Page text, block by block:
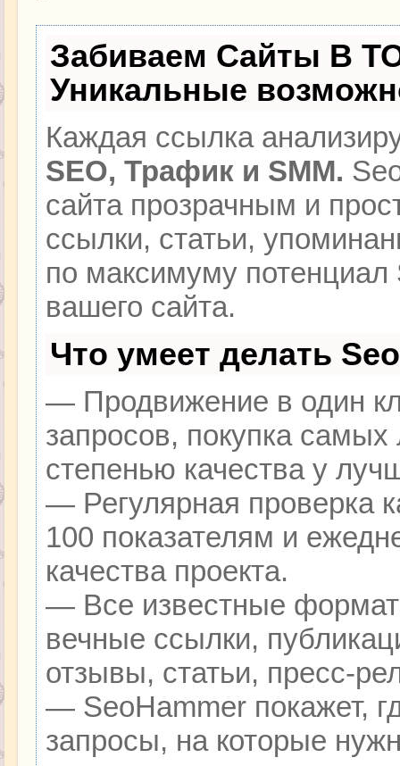
Забиваем Сайты В
Уникальные
Каждая ссылка
SEO, Трафик и SMM.
сайта прозрачным и
ссылки, статьи,
по максимуму
вашего сайта.
Что умеет делать
— Продвижение в один
запросов, покупка
степенью качества у
— Регулярная проверка
100 показателям и
качества проекта.
— Все известные
вечные ссылки,
отзывы, статьи, пресс-
— SeoHammer покажет,
запросы, на которые